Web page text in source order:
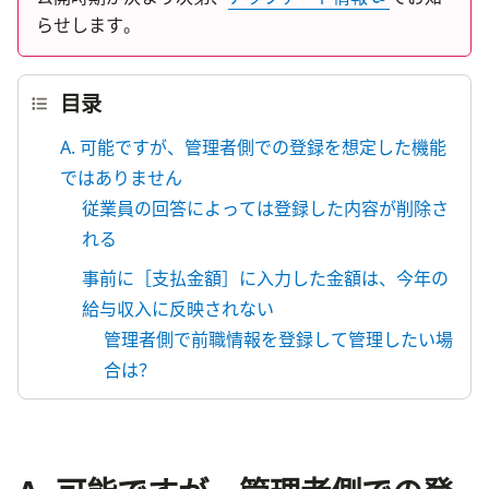
らせします。
目录
A. 可能ですが、管理者側での登録を想定した機能
ではありません
従業員の回答によっては登録した内容が削除さ
れる
事前に［支払金額］に入力した金額は、今年の
給与収入に反映されない
管理者側で前職情報を登録して管理したい場
合は？